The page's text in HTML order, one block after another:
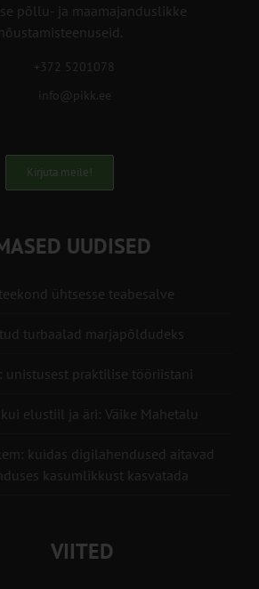
põllu- ja maamajanduslikke
nõustamisteenuseid.
+372 5201078
info@pikk.ee
Kirjuta meile!
UUDISED
ühtsesse teabesalve
turbaalad marjapõldudeks
unistusest praktilise tööriistani
elustiil ja äri: Väike Mahetalu
kuidas digilahendused aitavad
kasumlikkust kasvatada
VIITED